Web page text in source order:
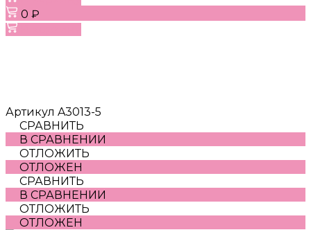
0 ₽
Артикул A3013-5
СРАВНИТЬ
В СРАВНЕНИИ
ОТЛОЖИТЬ
ОТЛОЖЕН
СРАВНИТЬ
В СРАВНЕНИИ
ОТЛОЖИТЬ
ОТЛОЖЕН